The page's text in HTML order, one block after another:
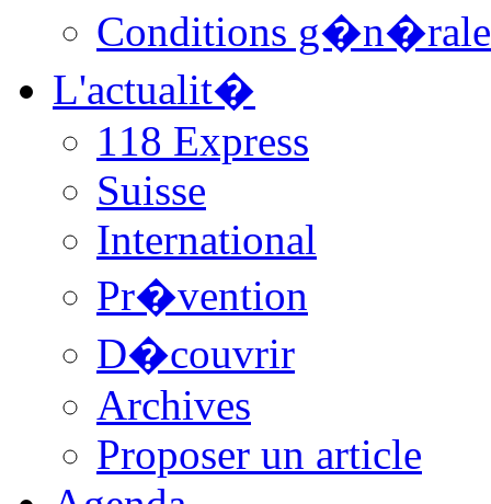
Conditions
L'actualit�
118 Express
Suisse
International
Pr�vention
D�couvrir
Archives
Proposer un article